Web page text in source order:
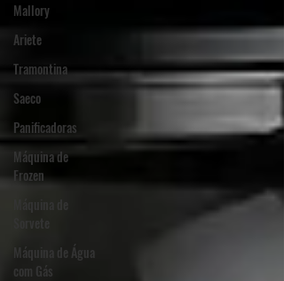
Mallory
Ariete
Tramontina
Saeco
Panificadoras
Máquina de
Frozen
Máquina de Água
com Gás